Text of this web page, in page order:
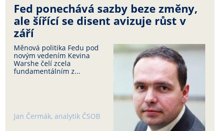
Fed ponechává sazby beze změny,
ale šířící se disent avizuje růst v
září
Měnová politika Fedu pod
novým vedením Kevina
Warshe čelí zcela
fundamentálním z...
Jan Čermák, analytik ČSOB